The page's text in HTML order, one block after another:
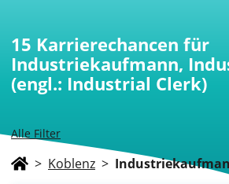
Alle Filter
15 Karrierechancen für
Industriekaufmann,
(engl.: Industrial Clerk)
> Koblenz >